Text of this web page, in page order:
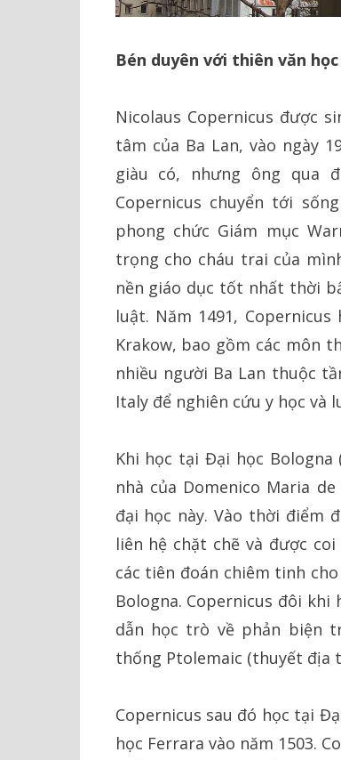
Bén duyên với thiên văn học
Nicolaus Copernicus được
tâm của Ba Lan, vào ngày
giàu có, nhưng ông qua
Copernicus chuyển tới
phong chức Giám mục
trọng cho cháu trai của
nền giáo dục tốt nhất thời
luật. Năm 1491,
Krakow, bao gồm các môn
nhiều người Ba Lan thuộc
Italy để nghiên cứu y học và
Khi học tại Đại học
nhà của Domenico Maria
đại học này. Vào thời điểm
liên hệ chặt chẽ và được
các tiên đoán chiêm tinh
Bologna. Copernicus đôi
dẫn học trò về phản biện
thống Ptolemaic (thuyết địa
Copernicus sau đó học tại
học Ferrara vào năm 1503.